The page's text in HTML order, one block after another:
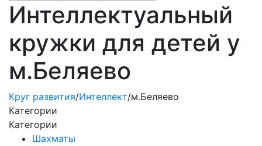
Интеллектуальный
кружки для детей у
м.Беляево
Круг развития/Интеллект/м.Беляево
Категории
Категории
Шахматы